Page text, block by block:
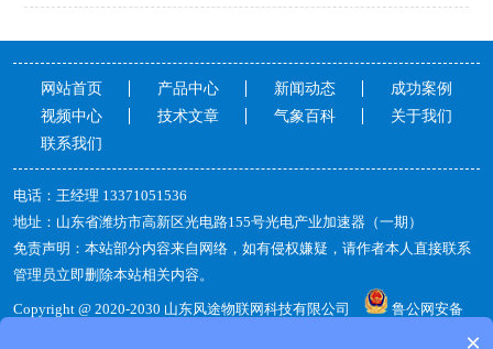
网站首页 产品中心 新闻动态
成功案例
视频中心
技术文章 气象百科
关于我们
联系我们
电话：王经理13371051536
地址：山东省潍坊市高新区光电路155号光电产业加速器（一期）
免责声明：本站部分内容来自网络，如有侵权嫌疑，请作者本人直接联系
管理员立即删除本站相关内容。
Copyright@2020-2030山东风途物联网科技有限公司
鲁公网安备